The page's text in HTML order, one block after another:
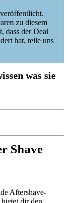
zu diesem
dass der Deal
hat, teile uns
was sie
Shave
Aftershave-
dir den